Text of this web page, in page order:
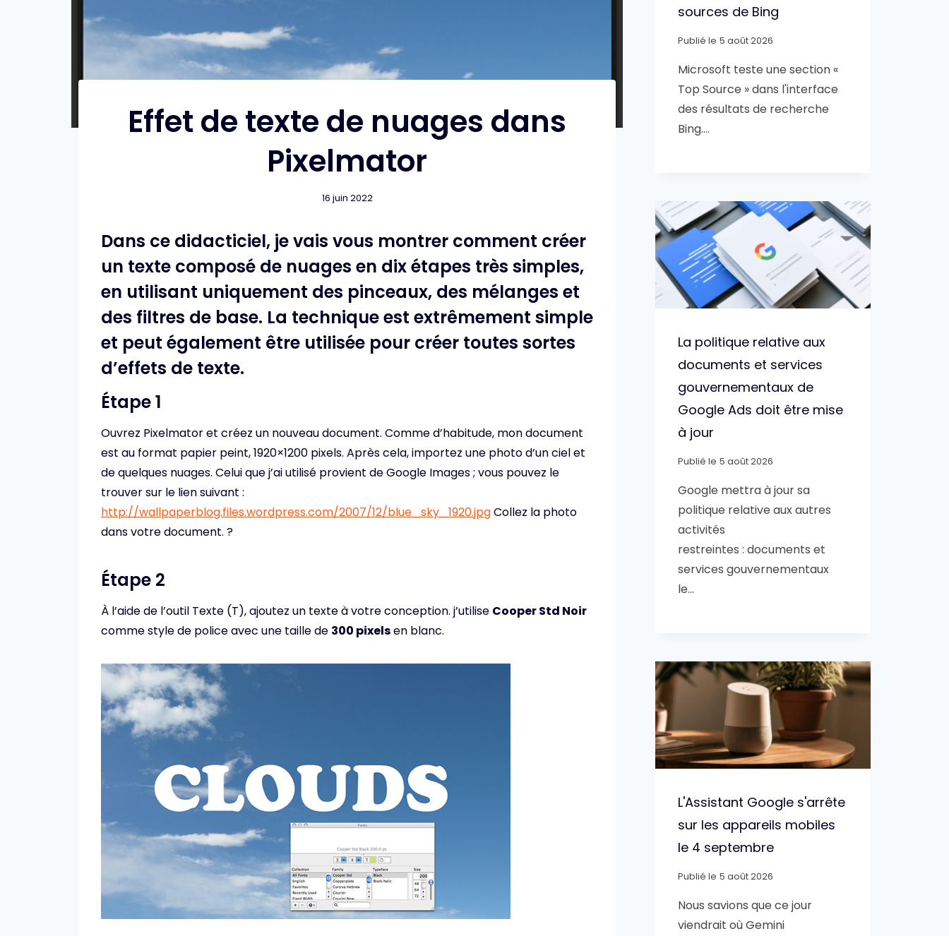
Effet de texte de nuages ​​dans
Pixelmator
16 juin 2022
Dans ce didacticiel, je vais vous montrer comment créer
un texte composé de nuages ​​en dix étapes très simples,
en utilisant uniquement des pinceaux, des mélanges et
des filtres de base. La technique est extrêmement simple
et peut également être utilisée pour créer toutes sortes
d’effets de texte.
Étape 1
Ouvrez Pixelmator et créez un nouveau document. Comme d’habitude, mon document
est au format papier peint, 1920×1200 pixels. Après cela, importez une photo d’un ciel et
de quelques nuages. Celui que j’ai utilisé provient de Google Images ; vous pouvez le
trouver sur le lien suivant :
http://wallpaperblog.files.wordpress.com/2007/12/blue_sky_1920.jpgCollez la photo
dans votre document. ?
Étape 2
À l’aide de l’outil Texte (T), ajoutez un texte à votre conception. j’utilise Cooper Std Noir
comme style de police avec une taille de 300 pixelsen blanc.
sources de Bing
Publié le 5 août 2026
Microsoft teste une section «
Top Source » dans l'interface
des résultats de recherche
Bing….
La politique relative aux
documents et services
gouvernementaux de
Google Ads doit être mise
à jour
Publié le 5 août 2026
Google mettra à jour sa
politique relative aux autres
activités
restreintes : documents et
services gouvernementaux
le…
L'Assistant Google s'arrête
sur les appareils mobiles
le 4 septembre
Publié le 5 août 2026
Nous savions que ce jour
viendrait où Gemini